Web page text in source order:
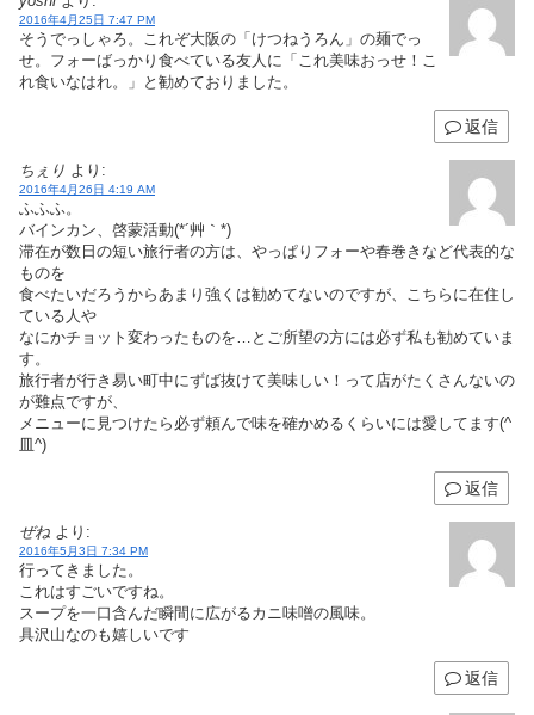
2016年4月25日 7:47 PM
そうでっしゃろ。これぞ大阪の「けつねうろん」の麺でっ
せ。フォーばっかり食べている友人に「これ美味おっせ！こ
れ食いなはれ。」と勧めておりました。
返信
ちぇり より:
2016年4月26日 4:19 AM
ふふふ。
バインカン、啓蒙活動(*´艸｀*)
滞在が数日の短い旅行者の方は、やっぱりフォーや春巻きなど代表的な
ものを
食べたいだろうからあまり強くは勧めてないのですが、こちらに在住し
ている人や
なにかチョット変わったものを…とご所望の方には必ず私も勧めていま
す。
旅行者が行き易い町中にずば抜けて美味しい！って店がたくさんないの
が難点ですが、
メニューに見つけたら必ず頼んで味を確かめるくらいには愛してます(^
皿^)
返信
ぜね より:
2016年5月3日 7:34 PM
行ってきました。
これはすごいですね。
スープを一口含んだ瞬間に広がるカニ味噌の風味。
具沢山なのも嬉しいです
返信